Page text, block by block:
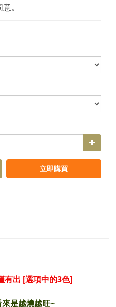
。
立即購買
有出 [選項中的3色]
是越燒越旺~